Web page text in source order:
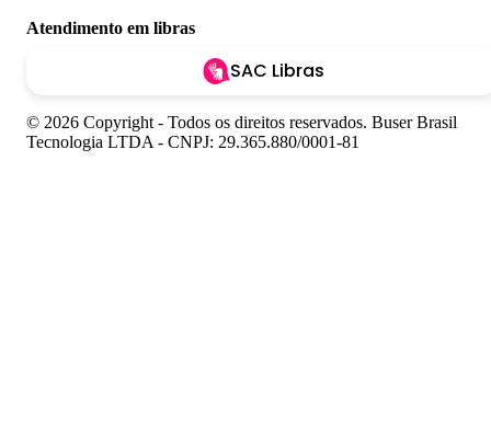
Atendimento em libras
SAC Libras
© 2026 Copyright - Todos os direitos reservados. Buser Brasil
Tecnologia LTDA - CNPJ: 29.365.880/0001-81